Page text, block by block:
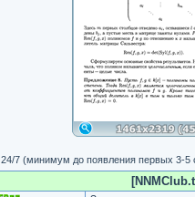
24/7 (минимум до появления первых 3-5